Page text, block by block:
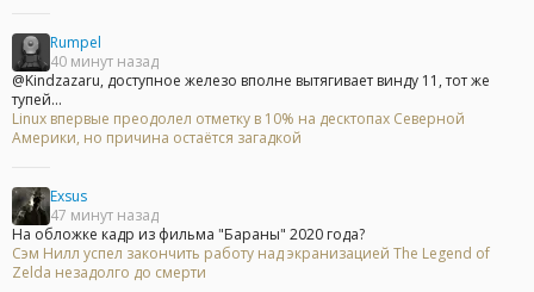
Rumpel
40 минут назад
@Kindzazaru, доступное железо вполне вытягивает винду 11, тот же
тупей...
Linux впервые преодолел отметку в 10% на десктопах Северной
Америки, но причина остаётся загадкой
Exsus
47 минут назад
На обложке кадр из фильма "Бараны" 2020 года?
Сэм Нилл успел закончить работу над экранизацией The Legend of
Zelda незадолго до смерти